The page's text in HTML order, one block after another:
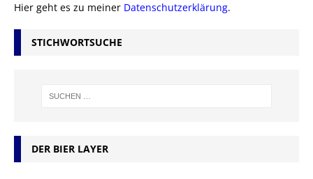
Hier geht es zu meiner Datenschutzerklärung.
STICHWORTSUCHE
DER BIER LAYER